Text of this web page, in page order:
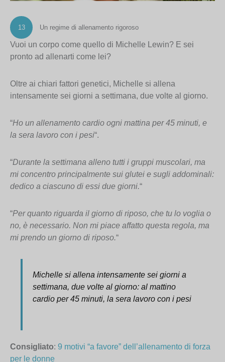
13 Un regime di allenamento rigoroso
Vuoi un corpo come quello di Michelle Lewin? E sei
pronto ad allenarti come lei?
Oltre ai chiari fattori genetici, Michelle si allena
intensamente sei giorni a settimana, due volte al giorno.
“Ho un allenamento cardio ogni mattina per 45 minuti, e
la sera lavoro con i pesi“.
“Durante la settimana alleno tutti i gruppi muscolari, ma
mi concentro principalmente sui glutei e sugli addominali:
dedico a ciascuno di essi due giorni.“
“Per quanto riguarda il giorno di riposo, che tu lo voglia o
no, è necessario. Non mi piace affatto questa regola, ma
mi prendo un giorno di riposo.“
Michelle si allena intensamente sei giorni a
settimana, due volte al giorno: al mattino
cardio per 45 minuti, la sera lavoro con i pesi
Consigliato: 9 motivi “a favore” dell’allenamento di forza
per le donne